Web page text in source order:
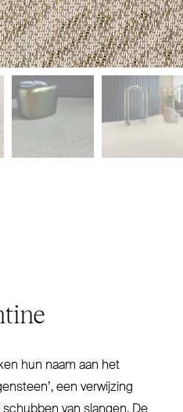
hun naam aan het
een ver­wijzing
van slangen. De